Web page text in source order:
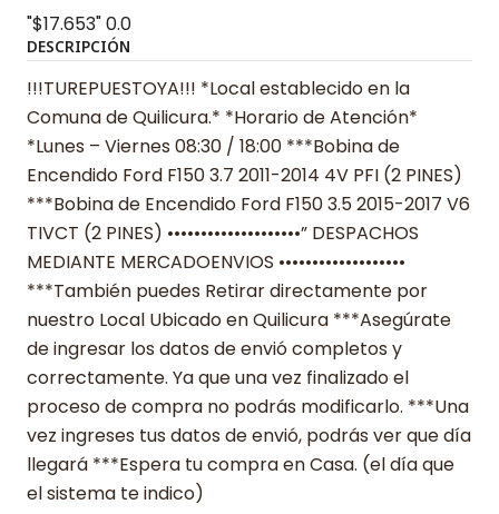
"$17.653"0.0
DESCRIPCIÓN
!!!TUREPUESTOYA!!! *Local establecido en la
Comuna de Quilicura.* *Horario de Atención*
*Lunes – Viernes 08:30 / 18:00 ***Bobina de
Encendido Ford F150 3.7 2011-2014 4V PFI (2 PINES)
***Bobina de Encendido Ford F150 3.5 2015-2017 V6
TIVCT (2 PINES) ••••••••••••••••••••” DESPACHOS
MEDIANTE MERCADOENVIOS •••••••••••••••••••
***También puedes Retirar directamente por
nuestro Local Ubicado en Quilicura ***Asegúrate
de ingresar los datos de envió completos y
correctamente. Ya que una vez finalizado el
proceso de compra no podrás modificarlo. ***Una
vez ingreses tus datos de envió, podrás ver que día
llegará ***Espera tu compra en Casa. (el día que
el sistema te indico)